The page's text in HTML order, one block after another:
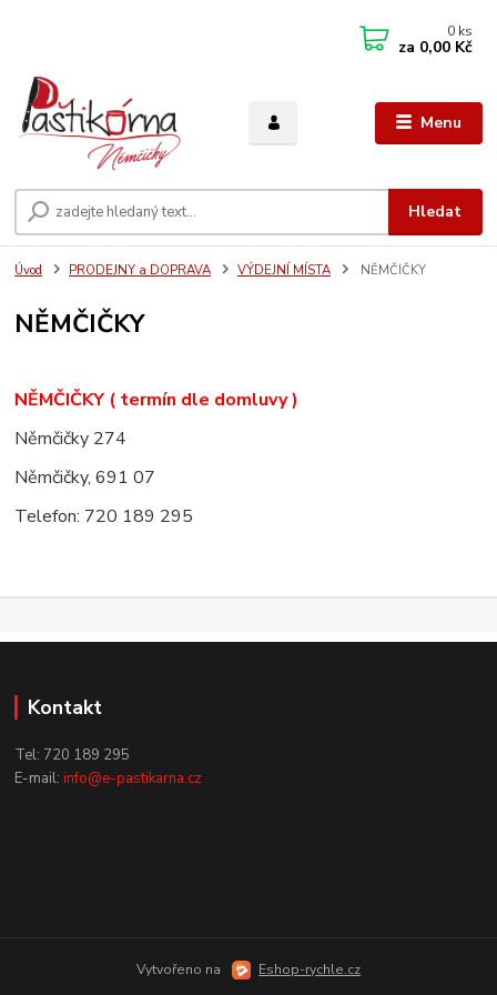
Menu
Hledat
0 ks
za 0,00 Kč
Úvod PRODEJNY a DOPRAVA VÝDEJNÍ MÍSTA NĚMČIČKY
NĚMČIČKY
NĚMČIČKY ( termín dle domluvy )
Němčičky 274
Němčičky, 691 07
Telefon: 720 189 295
Kontakt
Tel: 720 189 295
E-mail:info@e-pastikarna.cz
Vytvořeno na Eshop-rychle.cz